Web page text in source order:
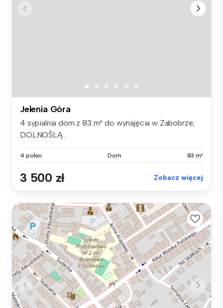
Jelenia Góra
4 sypialnia dom z 83 m² do wynajęcia w Zabobrze,
DOLNOŚLĄ...
4 pokoi Dom 83 m²
3 500 zł Zobacz więcej